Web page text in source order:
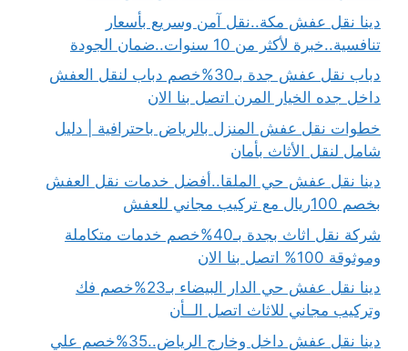
دينا نقل عفش مكة..نقل آمن وسريع بأسعار
تنافسية..خبرة لأكثر من 10 سنوات..ضمان الجودة
دباب نقل عفش جدة بـ30%خصم دباب لنقل العفش
داخل جده الخيار المرن اتصل بنا الان
خطوات نقل عفش المنزل بالرياض باحترافية | دليل
شامل لنقل الأثاث بأمان
دينا نقل عفش حي الملقا..أفضل خدمات نقل العفش
بخصم 100ريال مع تركيب مجاني للعفش
شركة نقل اثاث بجدة بـ40%خصم خدمات متكاملة
وموثوقة 100% اتصل بنا الان
دينا نقل عفش حي الدار البيضاء بـ23%خصم فك
وتركيب مجاني للاثاث اتصل الــأن
دينا نقل عفش داخل وخارج الرياض..35%خصم علي